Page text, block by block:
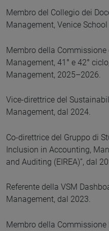
Membro del Collegio dei
Management, Venice
Membro della
Management, 41° e 42°
Management, 2025–2026.
Vice-direttrice del
Management, dal 2024.
Co-direttrice del Gruppo di
Inclusion in Accounting,
and Auditing (EIREA)”, dal
Referente della VSM
Management, dal 2023.
Membro della